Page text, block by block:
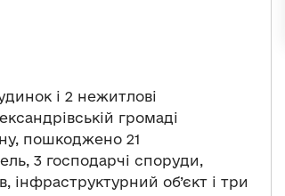
і 2 нежитлові
громаді
пошкоджено 21
3 господарчі споруди,
інфраструктурний об’єкт і три